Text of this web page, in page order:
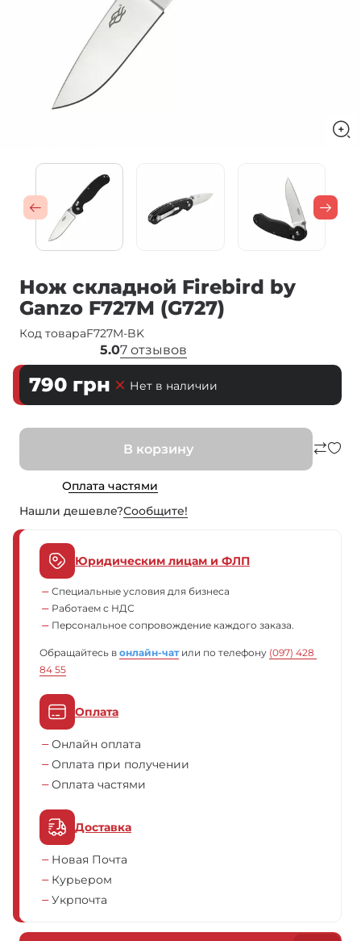
Нож складной Firebird by
Ganzo F727M (G727)
Код товараF727M-BK
5.07 отзывов
790 грн Нет в наличии
В корзину
Оплата частями
Нашли дешевле?Сообщите!
Юридическим лицам и ФЛП
Специальные условия для бизнеса
Работаем с НДС
Персональное сопровождение каждого заказа.
Обращайтесь в онлайн-чатили по телефону (097) 428
84 55
Оплата
Онлайн оплата
Оплата при получении
Оплата частями
Доставка
Новая Почта
Курьером
Укрпочта